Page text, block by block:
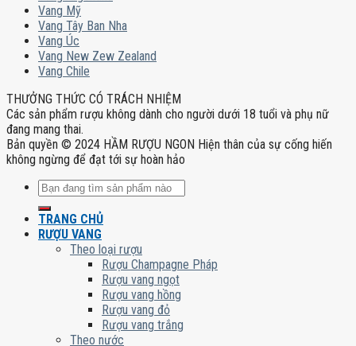
Vang Mỹ
Vang Tây Ban Nha
Vang Úc
Vang New Zew Zealand
Vang Chile
THƯỞNG THỨC CÓ TRÁCH NHIỆM
Các sản phẩm rượu không dành cho người dưới 18 tuổi và phụ nữ
đang mang thai.
Bản quyền © 2024 HẦM RƯỢU NGON Hiện thân của sự cống hiến
không ngừng để đạt tới sự hoàn hảo
Tìm
kiếm:
TRANG CHỦ
RƯỢU VANG
Theo loại rượu
Rượu Champagne Pháp
Rượu vang ngọt
Rượu vang hồng
Rượu vang đỏ
Rượu vang trắng
Theo nước